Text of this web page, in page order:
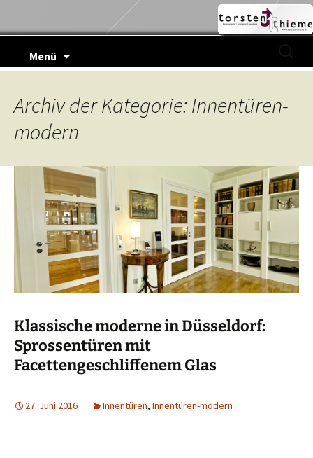
Menü
Inhalt
Archiv der Kategorie: Innentüren-
modern
Klassische moderne in Düsseldorf:
Sprossentüren mit
Facettengeschliffenem Glas
27. Juni 2016 Innentüren, Innentüren-modern